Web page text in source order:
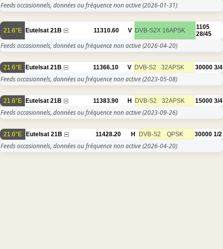
Feeds occasionnels, données ou fréquence non active(2026-01-31)
21.6°E Eutelsat 21B 11310.60 V DVB-S2X 16APSK
1105
28/45
Feeds occasionnels, données ou fréquence non active(2026-04-20)
21.6°E Eutelsat 21B 11366.10 V DVB-S2 32APSK 30000 3/4
Feeds occasionnels, données ou fréquence non active(2023-05-08)
21.6°E Eutelsat 21B 11383.90 H DVB-S2 32APSK 15000 3/4
Feeds occasionnels, données ou fréquence non active(2023-09-26)
21.6°E Eutelsat 21B 11428.20 H DVB-S2 QPSK 30000 1/2
Feeds occasionnels, données ou fréquence non active(2026-04-20)